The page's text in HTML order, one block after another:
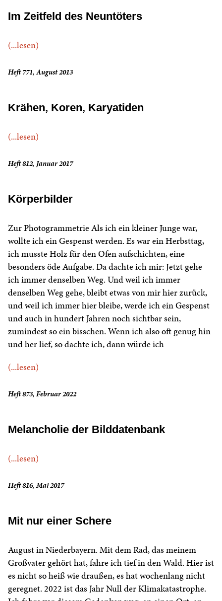
Im Zeitfeld des Neuntöters
(...lesen)
Heft 771, August 2013
Krähen, Koren, Karyatiden
(...lesen)
Heft 812, Januar 2017
Körperbilder
Zur Photogrammetrie Als ich ein kleiner Junge war,
wollte ich ein Gespenst werden. Es war ein Herbsttag,
ich musste Holz für den Ofen aufschichten, eine
besonders öde Aufgabe. Da dachte ich mir: Jetzt gehe
ich immer denselben Weg. Und weil ich immer
denselben Weg gehe, bleibt etwas von mir hier zurück,
und weil ich immer hier bleibe, werde ich ein Gespenst
und auch in hundert Jahren noch sichtbar sein,
zumindest so ein bisschen. Wenn ich also oft genug hin
und her lief, so dachte ich, dann würde ich
(...lesen)
Heft 873, Februar 2022
Melancholie der Bilddatenbank
(...lesen)
Heft 816, Mai 2017
Mit nur einer Schere
August in Niederbayern. Mit dem Rad, das meinem
Großvater gehört hat, fahre ich tief in den Wald. Hier ist
es nicht so heiß wie draußen, es hat wochenlang nicht
geregnet. 2022 ist das Jahr Null der Klimakatastrophe.